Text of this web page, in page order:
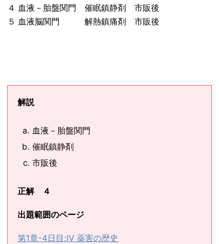
４ 血液－胎盤関門 催眠鎮静剤 市販後
５ 血液脳関門 解熱鎮痛剤 市販後
解説
血液－胎盤関門
催眠鎮静剤
市販後
正解 ４
出題範囲のページ
第1章-4日目:Ⅳ 薬害の歴史